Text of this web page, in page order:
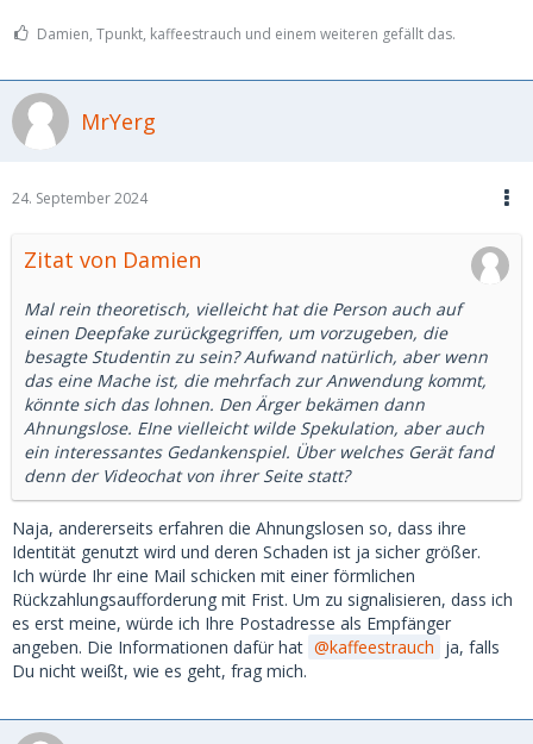
Damien, Tpunkt, kaffeestrauch und einem weiteren gefällt das.
MrYerg
24. September 2024
Zitat von Damien
Mal rein theoretisch, vielleicht hat die Person auch auf
einen Deepfake zurückgegriffen, um vorzugeben, die
besagte Studentin zu sein? Aufwand natürlich, aber wenn
das eine Mache ist, die mehrfach zur Anwendung kommt,
könnte sich das lohnen. Den Ärger bekämen dann
Ahnungslose. EIne vielleicht wilde Spekulation, aber auch
ein interessantes Gedankenspiel. Über welches Gerät fand
denn der Videochat von ihrer Seite statt?
Naja, andererseits erfahren die Ahnungslosen so, dass ihre
Identität genutzt wird und deren Schaden ist ja sicher größer.
Ich würde Ihr eine Mail schicken mit einer förmlichen
Rückzahlungsaufforderung mit Frist. Um zu signalisieren, dass ich
es erst meine, würde ich Ihre Postadresse als Empfänger
angeben. Die Informationen dafür hat
kaffeestrauch ja, falls
Du nicht weißt, wie es geht, frag mich.